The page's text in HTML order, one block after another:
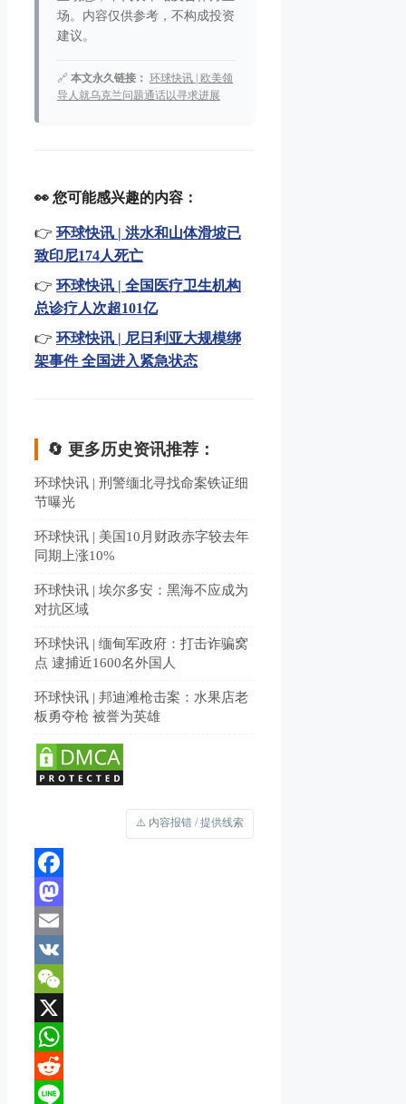
场。内容仅供参考，不构成投资
建议。
🔗 本文永久链接： 环球快讯 | 欧美领
导人就乌克兰问题通话以寻求进展
👀 您可能感兴趣的内容：
👉 环球快讯 | 洪水和山体滑坡已
致印尼174人死亡
👉 环球快讯 | 全国医疗卫生机构
总诊疗人次超101亿
👉 环球快讯 | 尼日利亚大规模绑
架事件 全国进入紧急状态
🔄 更多历史资讯推荐：
环球快讯 | 刑警缅北寻找命案铁证细
节曝光
环球快讯 | 美国10月财政赤字较去年
同期上涨10%
环球快讯 | 埃尔多安：黑海不应成为
对抗区域
环球快讯 | 缅甸军政府：打击诈骗窝
点 逮捕近1600名外国人
环球快讯 | 邦迪滩枪击案：水果店老
板勇夺枪 被誉为英雄
⚠️ 内容报错 / 提供线索
Facebook
Mastodon
Email
VK
WeChat
X
WhatsApp
Reddit